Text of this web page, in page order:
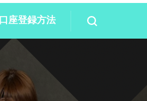
口座登録方法